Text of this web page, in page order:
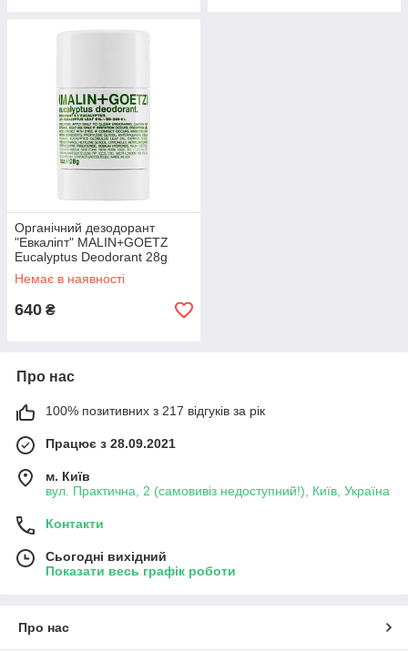
Органічний дезодорант
"Евкаліпт" MALIN+GOETZ
Eucalyptus Deodorant 28g
(США)
Немає в наявності
640 ₴
Про нас
100% позитивних з 217 відгуків за рік
Працює з 28.09.2021
м. Київ
вул. Практична, 2 (самовивіз недоступний!), Київ, Україна
Контакти
Сьогодні вихідний
Показати весь графік роботи
Про нас